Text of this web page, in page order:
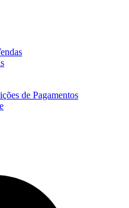
de Pagamentos